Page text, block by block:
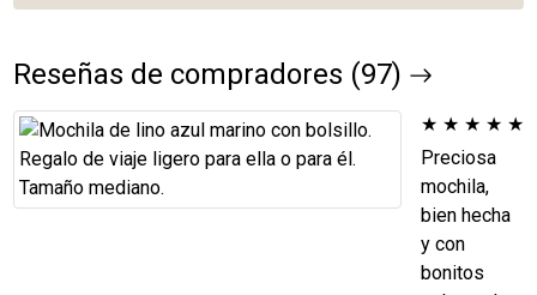
Reseñas de compradores (97)
★ ★ ★ ★ ★
Preciosa
mochila,
bien hecha
y con
bonitos